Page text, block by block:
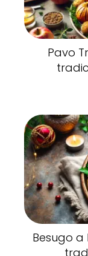
Pavo
Besugo